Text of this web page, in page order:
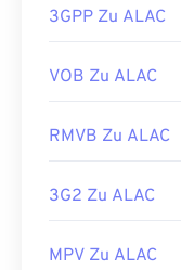
3GPP Zu ALAC
VOB Zu ALAC
RMVB Zu ALAC
3G2 Zu ALAC
MPV Zu ALAC